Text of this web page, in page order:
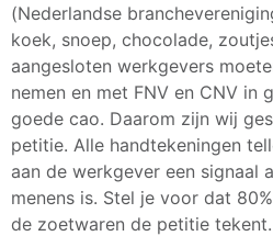
(Nederlandse
koek, snoep, chocolade,
aangesloten werkgevers
nemen en met FNV en CNV in
goede cao. Daarom zijn wij
petitie. Alle handtekeningen
aan de werkgever een signaal
menens is. Stel je voor dat
de zoetwaren de petitie